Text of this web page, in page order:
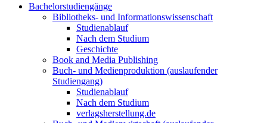
Bachelorstudiengänge
Bibliotheks- und Informationswissenschaft
Studienablauf
Nach dem Studium
Geschichte
Book and Media Publishing
Buch- und Medienproduktion (auslaufender
Studiengang)
Studienablauf
Nach dem Studium
verlagsherstellung.de